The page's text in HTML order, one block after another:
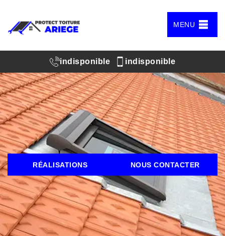
MENU
indisponible indisponible
RÉALISATIONS NOUS CONTACTER